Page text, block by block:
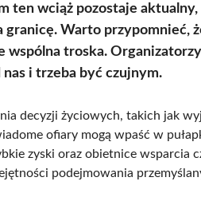
ten wciąż pozostaje aktualny,
granicę. Warto przypomnieć,
wspólna troska. Organizatorzy
i trzeba być czujnym.
decyzji życiowych, takich jak
ofiary mogą wpaść w
zyski oraz obietnice wsparcia
podejmowania